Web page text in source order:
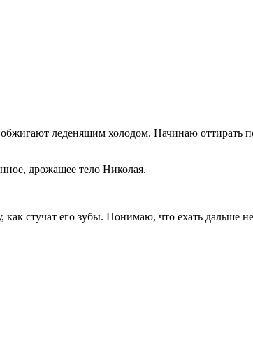
леденящим холодом. Начинаю оттирать
дрожащее тело Николая.
стучат его зубы. Понимаю, что ехать дальше